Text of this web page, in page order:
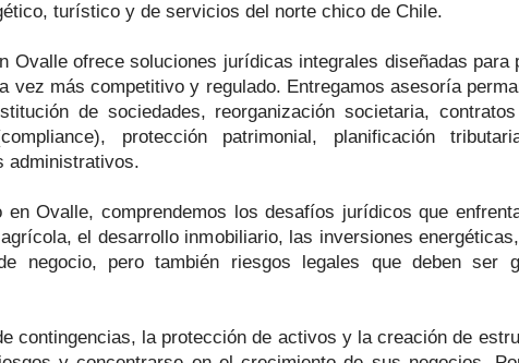
turístico y de servicios del norte chico de Chile.
Ovalle ofrece soluciones jurídicas integrales diseñadas
vez más competitivo y regulado. Entregamos asesoría
de sociedades, reorganización societaria,
protección patrimonial, planificación
administrativos.
en Ovalle, comprendemos los desafíos jurídicos que
el desarrollo inmobiliario, las inversiones
negocio, pero también riesgos legales que deben ser
contingencias, la protección de activos y la creación de